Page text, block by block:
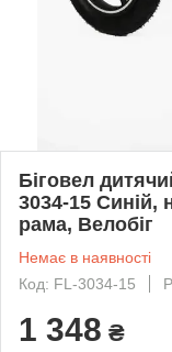
Біговел
3034-15 Синій,
рама, Велобіг
Немає в наявності
Код: FL-3034-15
1 348 ₴